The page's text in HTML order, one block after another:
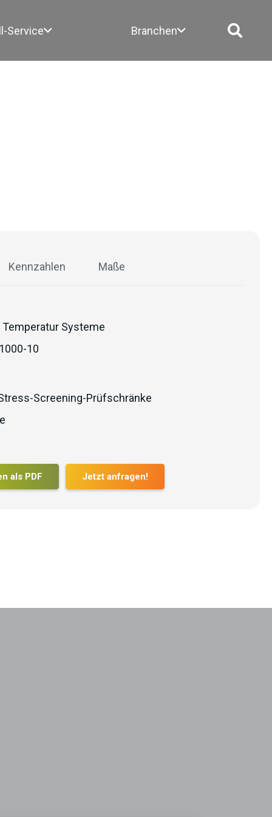
Service Branchen
Kennzahlen Maße
Temperatur Systeme
10
Screening-Prüfschränke
als PDF Jetzt anfragen!